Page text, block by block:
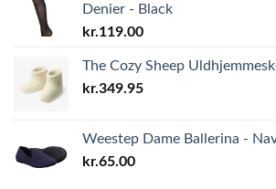
Denier - Black
kr.119.00
The Cozy Sheep
kr.349.95
Weestep Dame Ballerina -
kr.65.00